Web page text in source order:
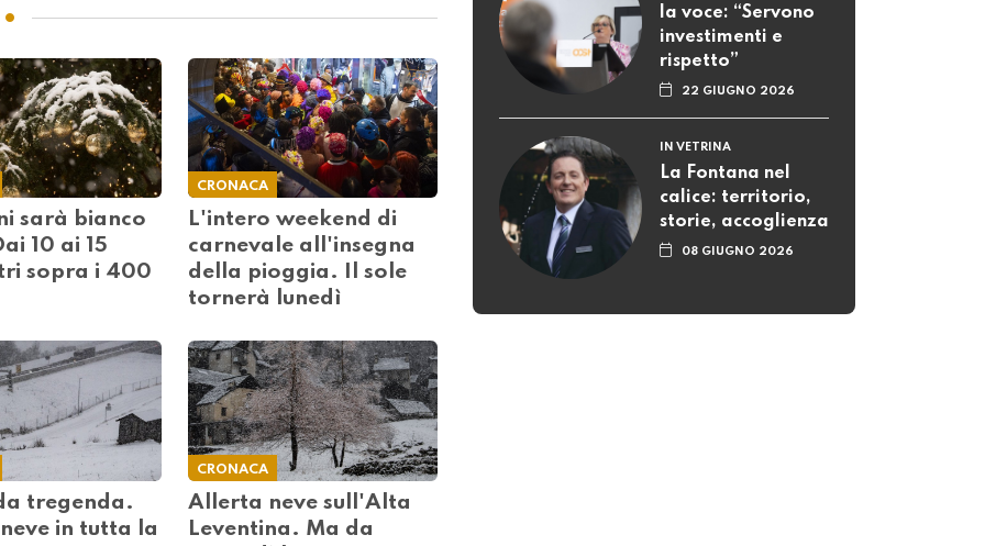
sarà bianco
10 ai 15
sopra i 400
CRONACA
L'intero weekend di
carnevale all'insegna
della pioggia. Il sole
tornerà lunedì
tregenda.
in tutta la
CRONACA
Allerta neve sull'Alta
Leventina. Ma da
la voce: “Servono
investimenti e
rispetto”
22 GIUGNO 2026
IN VETRINA
La Fontana nel
calice: territorio,
storie, accoglienza
08 GIUGNO 2026